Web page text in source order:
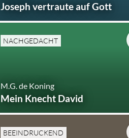
Joseph vertraute auf Gott
NACHGEDACHT
M.G. de Koning
Mein Knecht David
BEEINDRUCKEND